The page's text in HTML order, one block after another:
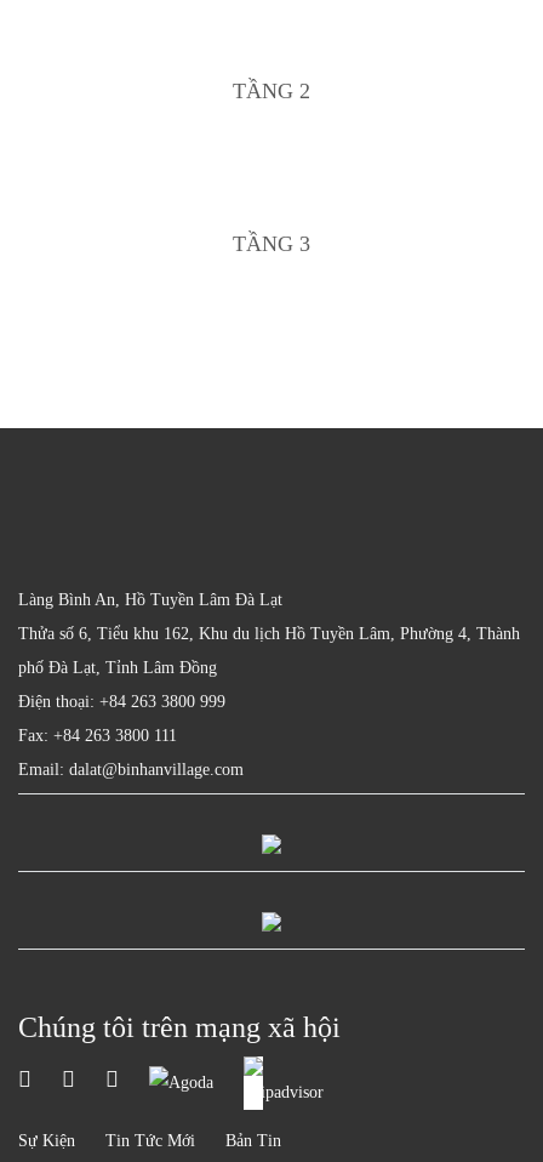
TẦNG 2
TẦNG 3
Làng Bình An, Hồ Tuyền Lâm Đà Lạt
Thửa số 6, Tiểu khu 162, Khu du lịch Hồ Tuyền Lâm, Phường 4, Thành
phố Đà Lạt, Tỉnh Lâm Đồng
Điện thoại: +84 263 3800 999
Fax: +84 263 3800 111
Email: dalat@binhanvillage.com
Chúng tôi trên mạng xã hội
Sự Kiện Tin Tức Mới Bản Tin